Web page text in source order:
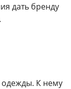
дать бренду
одежды. К нему